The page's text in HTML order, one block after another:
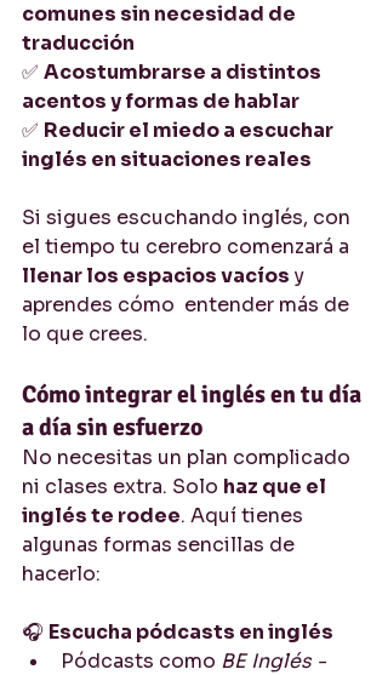
comunes sin necesidad de
traducción
✅ Acostumbrarse a distintos
acentos y formas de hablar
✅ Reducir el miedo a escuchar
inglés en situaciones reales
Si sigues escuchando inglés, con
el tiempo tu cerebro comenzará a
llenar los espacios vacíos y
aprendes cómo  entender más de
lo que crees.
Cómo integrar el inglés en tu día
a día sin esfuerzo
No necesitas un plan complicado
ni clases extra. Solo haz que el
inglés te rodee. Aquí tienes
algunas formas sencillas de
hacerlo:
🎧 Escucha pódcasts en inglés
Pódcasts como BE Inglés -